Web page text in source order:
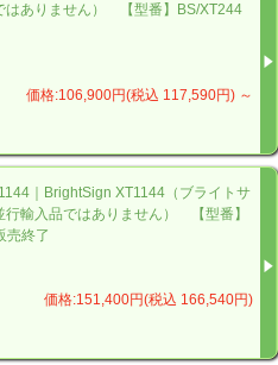
ションギャラリー」、各種
BrightSign納入実績」があ
んなことができないか？」
のご相談は、
ールフォームよりお寄せくだ
【お問い合わせ】
はありません） 【型番】BS/XT244
価格:106,900円(税込 117,590円) ～
｜BrightSign XT1144（ブライトサ
行輸入品ではありません） 【型番】
終了
価格:151,400円(税込 166,540円)